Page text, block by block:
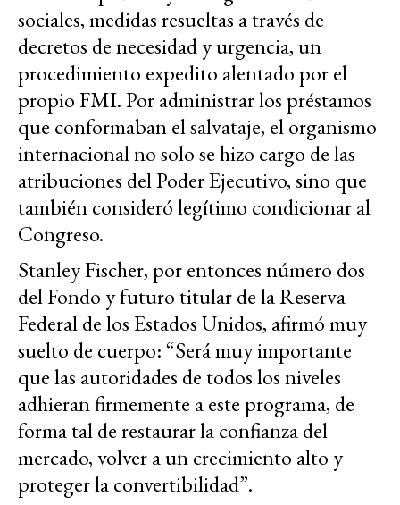
sociales, medidas resueltas a través de
decretos de necesidad y urgencia, un
procedimiento expedito alentado por el
propio FMI. Por administrar los préstamos
que conformaban el salvataje, el organismo
internacional no solo se hizo cargo de las
atribuciones del Poder Ejecutivo, sino que
también consideró legítimo condicionar al
Congreso.
Stanley Fischer, por entonces número dos
del Fondo y futuro titular de la Reserva
Federal de los Estados Unidos, afirmó muy
suelto de cuerpo: “Será muy importante
que las autoridades de todos los niveles
adhieran firmemente a este programa, de
forma tal de restaurar la confianza del
mercado, volver a un crecimiento alto y
proteger la convertibilidad”.